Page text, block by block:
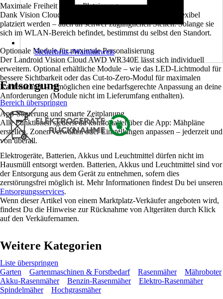
Maximale Freiheit bei der Platzierung
Dank Vision Cloud und V-SLAM kann die Ladestation flexibel
platziert werden – auch an schwer zugänglichen Stellen. Solange sie
sich im WLAN-Bereich befindet, bestimmst du selbst den Standort.
Optionale Module für maximale Personalisierung
Der Landroid Vision Cloud AWD WR340E lässt sich individuell
erweitern. Optional erhältliche Module – wie das LED-Lichtmodul für
bessere Sichtbarkeit oder das Cut-to-Zero-Modul für maximalen
Kantenschnitt – ermöglichen eine bedarfsgerechte Anpassung an deine
Anforderungen (Module nicht im Lieferumfang enthalten).
App-Steuerung und smarte Zeitplanung
Alle Funktionen steuerst du komfortabel über die App: Mähpläne
erstellen, Zonen verwalten oder Einstellungen anpassen – jederzeit und
von überall.
Sicherheits-/Warnhinweis
Entsorgung
Bereich überspringen
Elektrogeräte, Batterien, Akkus und Leuchtmittel dürfen nicht im
Hausmüll entsorgt werden. Batterien, Akkus und Leuchtmittel sind vor
der Entsorgung aus dem Gerät zu entnehmen, sofern dies
zerstörungsfrei möglich ist. Mehr Informationen findest Du bei unseren
Entsorgungsservices.
Wenn dieser Artikel von einem Marktplatz-Verkäufer angeboten wird,
findest Du die Hinweise zur Rücknahme von Altgeräten durch Klick
auf den Verkäufernamen.
Weitere Kategorien
Liste überspringen
Garten
Gartenmaschinen & Forstbedarf Rasenmäher
Mähroboter
Akku-Rasenmäher
Benzin-Rasenmäher
Elektro-Rasenmäher
Spindelmäher
Hochgrasmäher